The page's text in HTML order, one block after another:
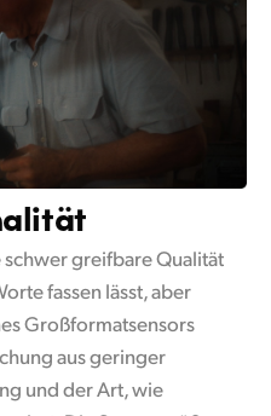
schwer greifbare Qualität
fassen lässt, aber
Großformatsensors
aus geringer
und der Art, wie